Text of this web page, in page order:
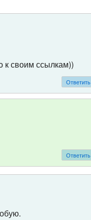
к своим ссылкам))
Ответить
Ответить